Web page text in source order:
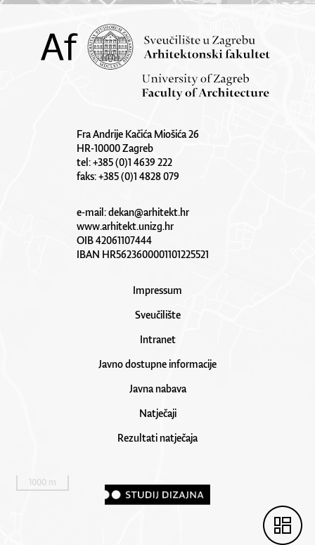
Fra Andrije Kačića Miošića 26
HR-10000 Zagreb
tel: +385 (0)1 4639 222
faks: +385 (0)1 4828 079
e-mail:dekan@arhitekt.hr
www.arhitekt.unizg.hr
OIB 42061107444
IBAN HR5623600001101225521
Impressum
Sveučilište
Intranet
Javno dostupne informacije
Javna nabava
Natječaji
Rezultati natječaja
1000 m